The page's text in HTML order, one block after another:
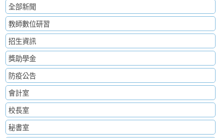
全部新聞
教師數位研習
招生資訊
獎助學金
防疫公告
會計室
校長室
秘書室